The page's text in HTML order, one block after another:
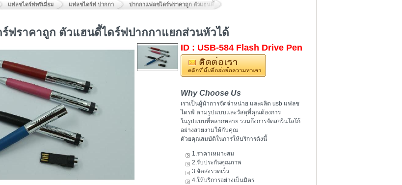
แฟลชไดร์ฟพรีเมี่ยม แฟลชไดร์ฟ ปากกา ปากกาแฟลชไดร์ฟราคาถูก ตัวแฮนดี้ไดร์ฟปากกาแยกส่วนหัวได้
ฟราคาถูก ตัวแฮนดี้ไดร์ฟปากกาแยกส่วนหัวได้
ID : USB-584 Flash Drive Pen
Why Choose Us
เราเป็นผู้นำการจัดจำหน่าย และผลิต usb แฟลช
ไดรฟ์ ตามรูปแบบและวัสดุที่คุณต้องการ
ในรูปแบบที่หลากหลาย รวมถึงการจัดสกรีนโลโก้
อย่างสวยงามให้กับคุณ
ดัวยคุณสมบัติในการให้บริการดังนี้
1.ราคาเหมาะสม
2.รับประกันคุณภาพ
3.จัดส่งรวดเร็ว
4.ให้บริการอย่างเป็นมิตร